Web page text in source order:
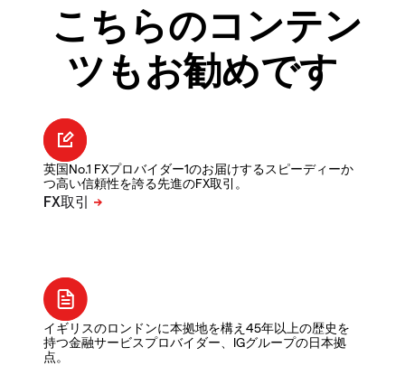
こちらのコンテン
ツもお勧めです
英国No.1 FXプロバイダー1のお届けするスピーディーか
つ高い信頼性を誇る先進のFX取引。
イギリスのロンドンに本拠地を構え45年以上の歴史を
持つ金融サービスプロバイダー、IGグループの日本拠
点。